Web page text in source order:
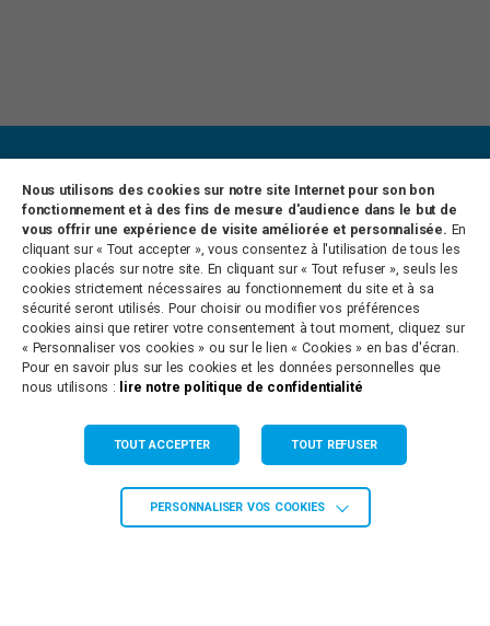
PLAN DU SITE
MENTIONS LÉGALES
Antenne de Paulhan
8 Rue de la Clairette
34230 PAULHAN
Tél. 04 67 66 67 66
665 Ancien Chemin de Montpellier
34790 GRABELS
Agence de St Martin de Londres
Nous utilisons des cookies sur notre site Internet pour son bon
fonctionnement et à des fins de mesure d'audience dans le but de
vous offrir une expérience de visite améliorée et personnalisée. En
cliquant sur « Tout accepter », vous consentez à l'utilisation de tous les
cookies placés sur notre site. En cliquant sur « Tout refuser », seuls les
cookies strictement nécessaires au fonctionnement du site et à sa
sécurité seront utilisés. Pour choisir ou modifier vos préférences
cookies ainsi que retirer votre consentement à tout moment, cliquez sur
« Personnaliser vos cookies » ou sur le lien « Cookies » en bas d'écran.
Pour en savoir plus sur les cookies et les données personnelles que
nous utilisons : lire notre politique de confidentialité
TOUT ACCEPTER TOUT REFUSER
PERSONNALISER VOS COOKIES